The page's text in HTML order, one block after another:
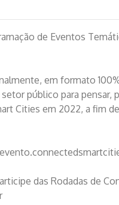
de Eventos
em formato
público para pensar,
Cities em 2022, a fim
das Rodadas de